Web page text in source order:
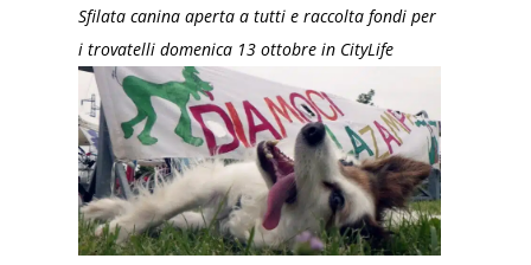
Sfilata canina aperta a tutti e raccolta fondi per
i trovatelli domenica 13 ottobre in CityLife